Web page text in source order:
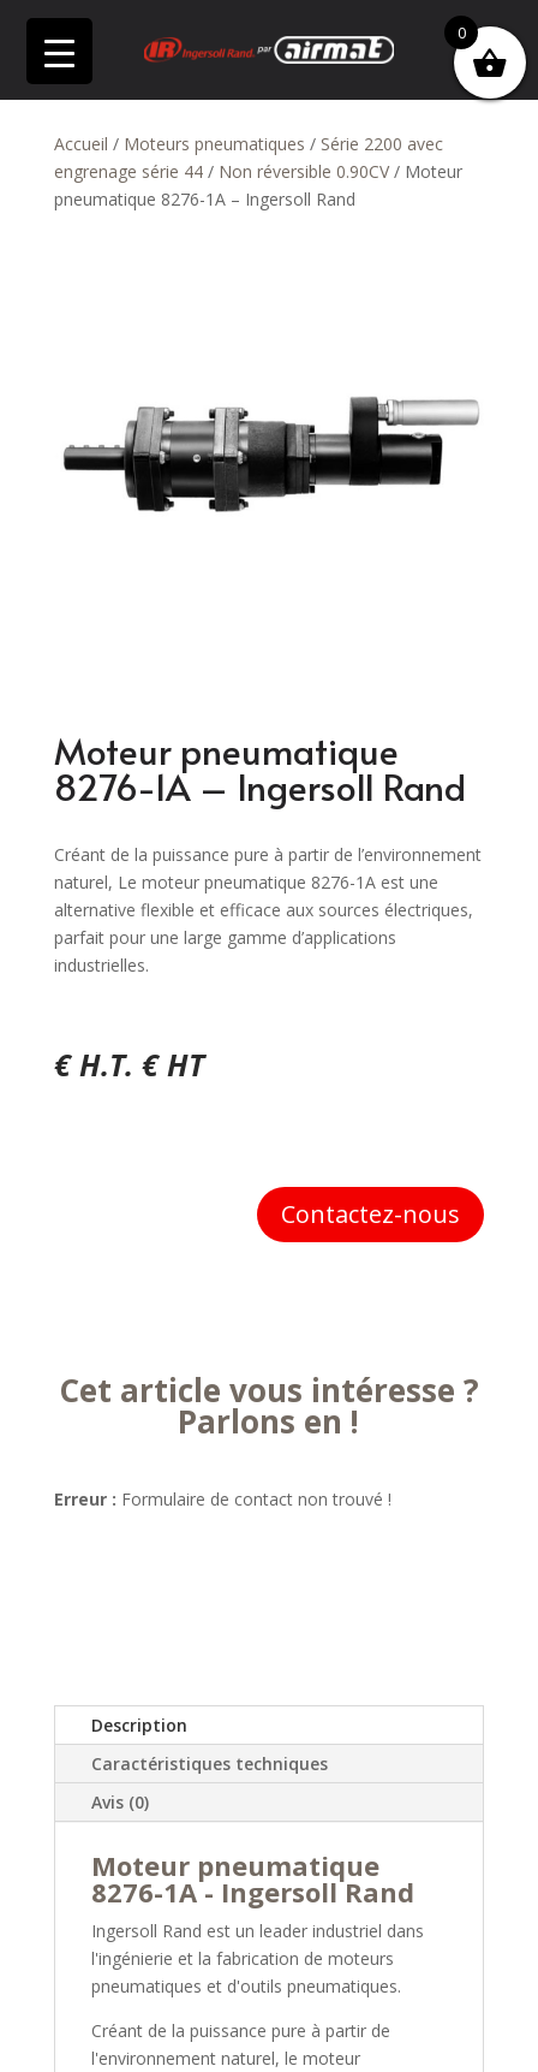
Accueil / Moteurs pneumatiques / Série 2200 avec
engrenage série 44/ Non réversible 0.90CV/ Moteur
pneumatique 8276-1A – Ingersoll Rand
Moteur pneumatique
8276-1A – Ingersoll Rand
Créant de la puissance pure à partir de l’environnement
naturel, Le moteur pneumatique 8276-1A est une
alternative flexible et efficace aux sources électriques,
parfait pour une large gamme d’applications
industrielles.
€ H.T. € HT
Contactez-nous
Cet article vous intéresse ?
Parlons en !
Erreur : Formulaire de contact non trouvé !
Description
Caractéristiques techniques
Avis (0)
Moteur pneumatique
8276-1A - Ingersoll Rand
Ingersoll Rand est un leader industriel dans
l'ingénierie et la fabrication de moteurs
pneumatiques et d'outils pneumatiques.
Créant de la puissance pure à partir de
l'environnement naturel, le moteur
0